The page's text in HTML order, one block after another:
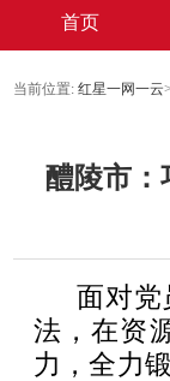
首页
当前位置: 红星一网一云>
醴陵市：
面对党
法，在资
力，全力